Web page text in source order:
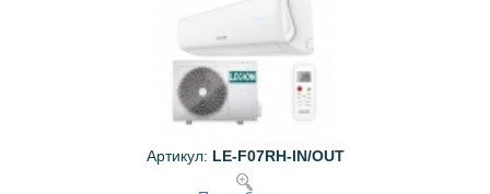
Артикул: LE-F07RH-IN/OUT